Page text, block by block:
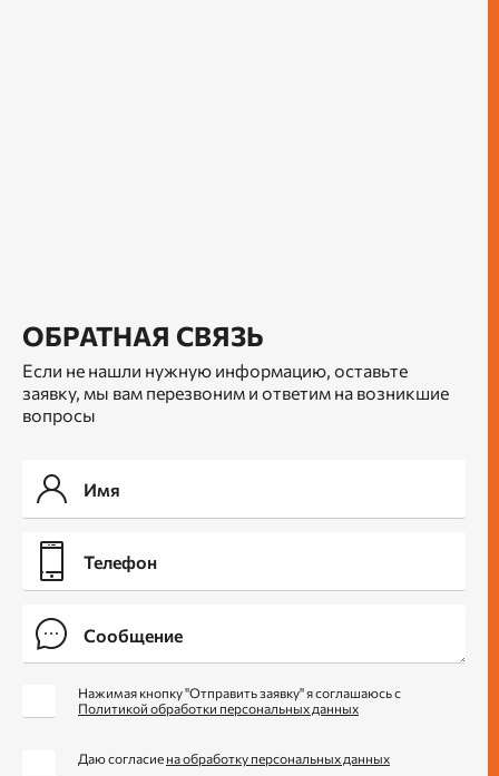
ОБРАТНАЯ СВЯЗЬ
Если не нашли нужную информацию, оставьте
заявку, мы вам перезвоним и ответим на возникшие
вопросы
Нажимая кнопку "Отправить заявку" я соглашаюсь с
Политикой обработки персональных данных
Даю согласие на обработку персональных данных